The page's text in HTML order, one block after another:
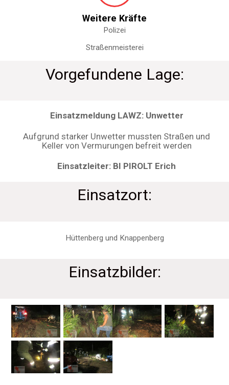
Weitere Kräfte
Polizei
Straßenmeisterei
Vorgefundene Lage:
Einsatzmeldung LAWZ: Unwetter
Aufgrund starker Unwetter mussten Straßen und
Keller von Vermurungen befreit werden
Einsatzleiter: BI PIROLT Erich
Einsatzort:
Hüttenberg und Knappenberg
Einsatzbilder: